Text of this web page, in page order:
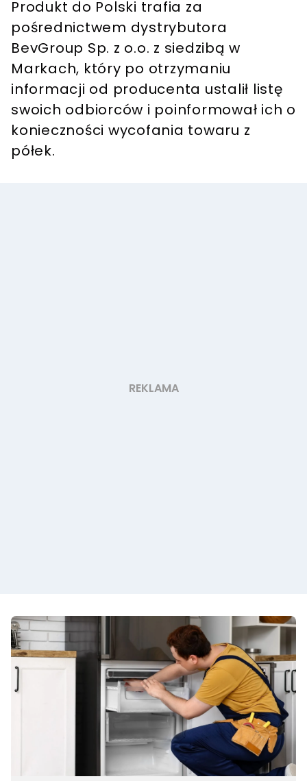
Produkt do Polski trafia za
pośrednictwem dystrybutora
BevGroup Sp. z o.o. z siedzibą w
Markach, który po otrzymaniu
informacji od producenta ustalił listę
swoich odbiorców i poinformował ich o
konieczności wycofania towaru z
półek.